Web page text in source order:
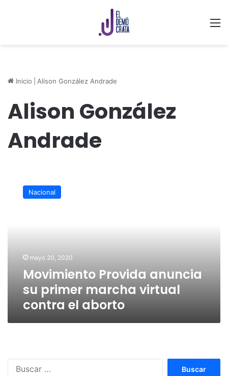
Inicio Alison González Andrade
Alison González
Andrade
Provida
anuncia
aborto
Nacional
mayo 20, 2020
Movimiento Provida anuncia
su primer marcha virtual
contra el aborto